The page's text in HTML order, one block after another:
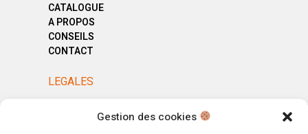
Gestion des cookies
CATALOGUE
A PROPOS
CONSEILS
CONTACT
LEGALES
MENTIONS LÉGALES